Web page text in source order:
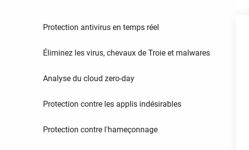
Protection antivirus en temps réel
Éliminez les virus, chevaux de Troie et malwares
Analyse du cloud zero-day
Protection contre les applis indésirables
Protection contre l'hameçonnage